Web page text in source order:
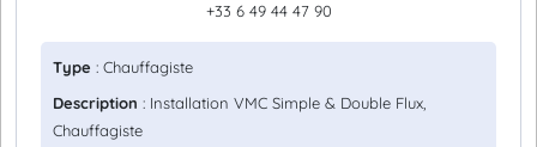
+33 6 49 44 47 90
Type : Chauffagiste
Description : Installation VMC Simple & Double Flux,
Chauffagiste